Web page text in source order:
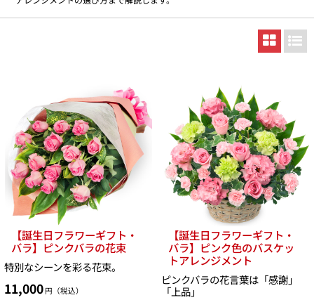
【誕生日フラワーギフト・
バラ】ピンクバラの花束
特別なシーンを彩る花束。
11,000 円（税込）
【誕生日フラワーギフト・
バラ】ピンク色のバスケッ
トアレンジメント
ピンクバラの花言葉は「感謝」
「上品」